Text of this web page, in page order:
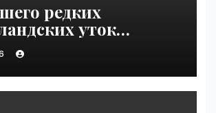
редких
уток
кота поймали
лет поисков |